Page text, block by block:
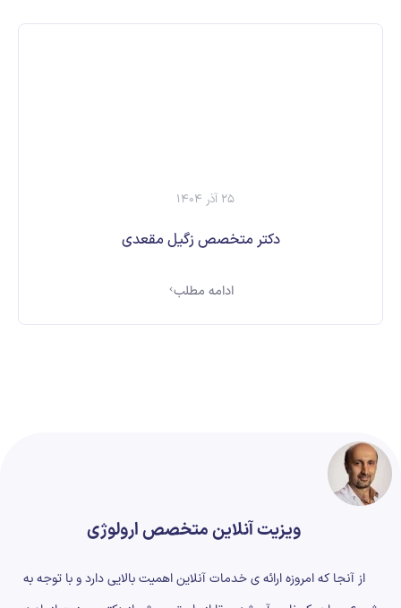
25 آذر 1404
دکتر متخصص زگیل مقعدی
ادامه مطلب
ویزیت آنلاین متخصص ارولوژی
از آنجا که امروزه ارائه ی خدمات آنلاین اهمیت بالایی دارد و با توجه به